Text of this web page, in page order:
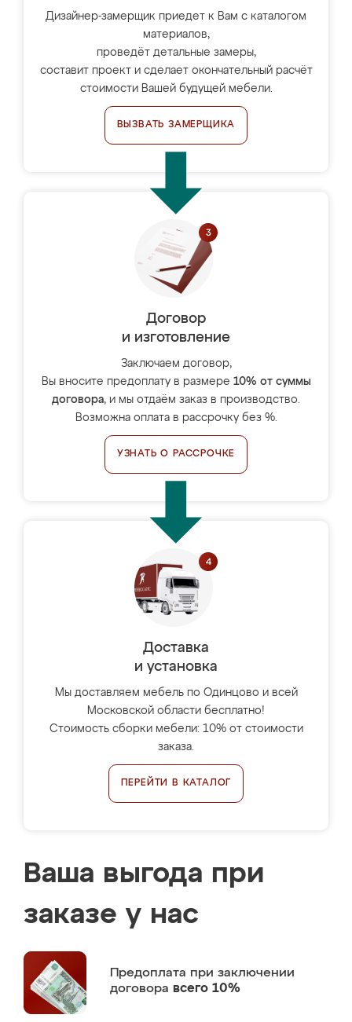
Дизайнер-замерщик приедет к Вам с каталогом
материалов,
проведёт детальные замеры,
составит проект и сделает окончательный расчёт
стоимости Вашей будущей мебели.
ВЫЗВАТЬ ЗАМЕРЩИКА
Договор
и изготовление
Заключаем договор,
Вы вносите предоплату в размере 10% от суммы
договора, и мы отдаём заказ в производство.
Возможна оплата в рассрочку без %.
УЗНАТЬ О РАССРОЧКЕ
Доставка
и установка
Мы доставляем мебель по Одинцово и всей
Московской области бесплатно!
Стоимость сборки мебели: 10% от стоимости
заказа.
ПЕРЕЙТИ В КАТАЛОГ
Ваша выгода при
заказе у нас
Предоплата при заключении
договора всего 10%